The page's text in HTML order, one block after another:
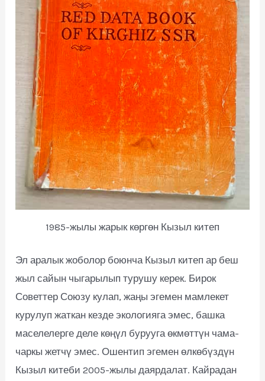
1985-жылы жарык көргөн Кызыл китеп
Эл аралык жоболор боюнча Кызыл китеп ар беш
жыл сайын чыгарылып турушу керек. Бирок
Советтер Союзу кулап, жаңы эгемен мамлекет
курулуп жаткан кезде экологияга эмес, башка
маселелерге деле көңүл бурууга өкмөттүн чама-
чаркы жетчү эмес. Ошентип эгемен өлкөбүздүн
Кызыл китеби 2005-жылы даярдалат. Кайрадан